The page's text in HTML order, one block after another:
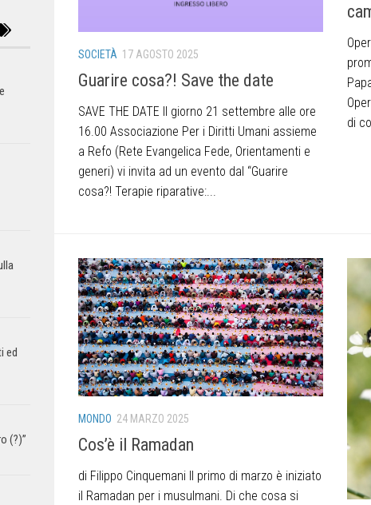
SOCIETÀ 17 AGOSTO 2025
Guarire cosa?! Save the date
SAVE THE DATE Il giorno 21 settembre alle ore
16.00 Associazione Per i Diritti Umani assieme
a Refo (Rete Evangelica Fede, Orientamenti e
generi) vi invita ad un evento dal “Guarire
cosa?! Terapie riparative:...
di
MONDO 24 MARZO 2025
Cos’è il Ramadan
di Filippo Cinquemani Il primo di marzo è iniziato
il Ramadan per i musulmani. Di che cosa si
ed
(?)”